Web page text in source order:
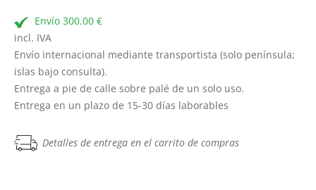
Envío 300.00 €
incl. IVA
Envío internacional mediante transportista (solo península;
islas bajo consulta).
Entrega a pie de calle sobre palé de un solo uso.
Entrega en un plazo de 15-30 días laborables
Detalles de entrega en el carrito de compras